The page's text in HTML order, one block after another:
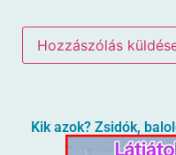
Kik azok? Zsidók,